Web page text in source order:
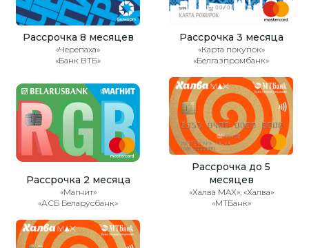
Рассрочка 8 месяцев
«Черепаха»
«Банк ВТБ»
Рассрочка 3 месяца
«Карта покупок»
«Белгазпромбанк»
Рассрочка 2 месяца
«Магнит»
«АСБ Беларусбанк»
Рассрочка до 5
месяцев
«Халва MAX», «Халва»
«МТБанк»